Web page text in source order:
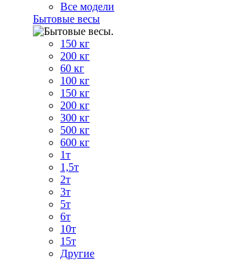
Все модели
Бытовые весы
150 кг
200 кг
60 кг
100 кг
150 кг
200 кг
300 кг
500 кг
600 кг
1т
1,5т
2т
3т
5т
6т
10т
15т
Другие